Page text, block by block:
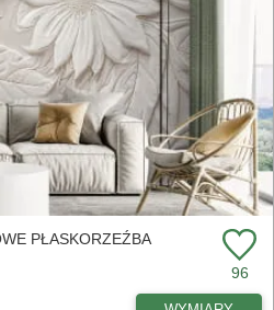
PŁASKORZEŹBA
96